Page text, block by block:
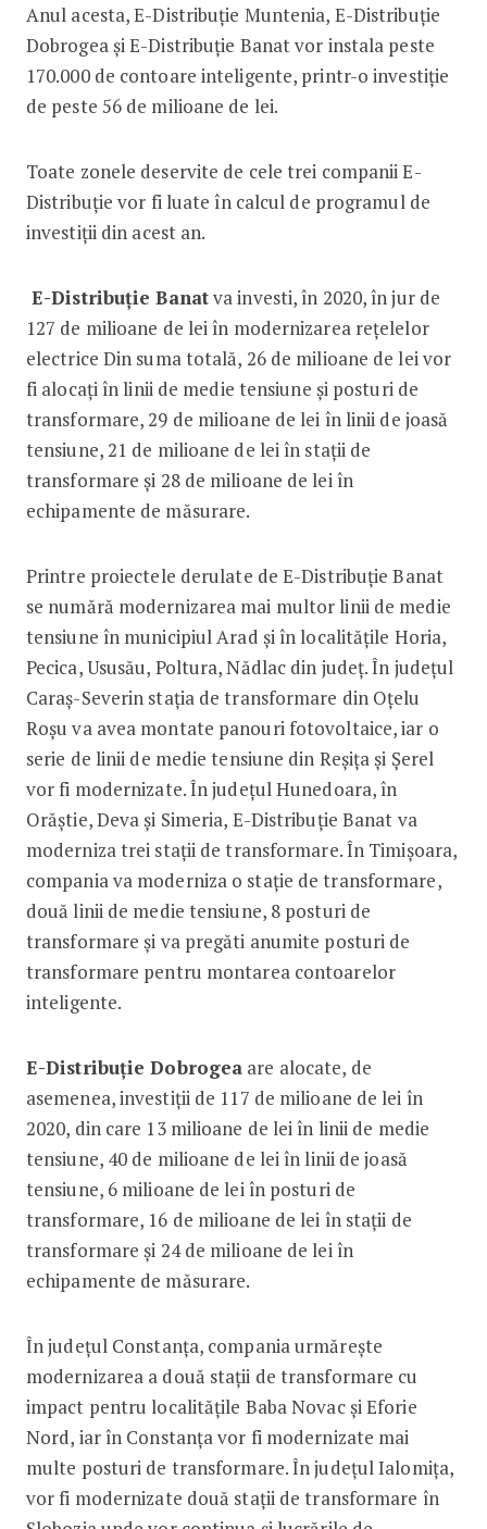
Anul acesta, E-Distribuție Muntenia, E-Distribuție
Dobrogea și E-Distribuție Banat vor instala peste
170.000 de contoare inteligente, printr-o investiție
de peste 56 de milioane de lei.
Toate zonele deservite de cele trei companii E-
Distribuție vor fi luate în calcul de programul de
investiții din acest an.
E-Distribuție Banatva investi, în 2020, în jur de
127 de milioane de lei în modernizarea rețelelor
electrice Din suma totală, 26 de milioane de lei vor
fi alocați în linii de medie tensiune și posturi de
transformare, 29 de milioane de lei în linii de joasă
tensiune, 21 de milioane de lei în stații de
transformare și 28 de milioane de lei în
echipamente de măsurare.
Printre proiectele derulate de E-Distribuție Banat
se numără modernizarea mai multor linii de medie
tensiune în municipiul Arad și în localitățile Horia,
Pecica, Ususău, Poltura, Nădlac din județ. În județul
Caraș-Severin stația de transformare din Oțelu
Roșu va avea montate panouri fotovoltaice, iar o
serie de linii de medie tensiune din Reșița și Șerel
vor fi modernizate. În județul Hunedoara, în
Orăștie, Deva și Simeria, E-Distribuție Banat va
moderniza trei stații de transformare. În Timișoara,
compania va moderniza o stație de transformare,
două linii de medie tensiune, 8 posturi de
transformare și va pregăti anumite posturi de
transformare pentru montarea contoarelor
inteligente.
E-Distribuție Dobrogea are alocate, de
asemenea, investiții de 117 de milioane de lei în
2020, din care 13 milioane de lei în linii de medie
tensiune, 40 de milioane de lei în linii de joasă
tensiune, 6 milioane de lei în posturi de
transformare, 16 de milioane de lei în stații de
transformare și 24 de milioane de lei în
echipamente de măsurare.
În județul Constanța, compania urmărește
modernizarea a două stații de transformare cu
impact pentru localitățile Baba Novac și Eforie
Nord, iar în Constanța vor fi modernizate mai
multe posturi de transformare. În județul Ialomița,
vor fi modernizate două stații de transformare în